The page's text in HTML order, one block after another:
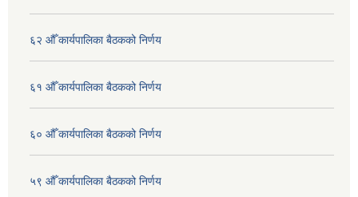
६२ औँ कार्यपालिका बैठकको निर्णय
६१ औँ कार्यपालिका बैठकको निर्णय
६० औँ कार्यपालिका बैठकको निर्णय
५९ औँ कार्यपालिका बैठकको निर्णय